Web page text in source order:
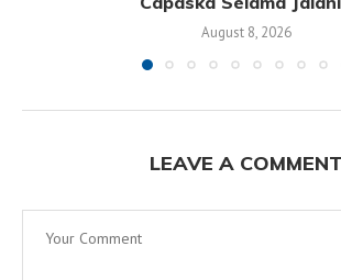
August 8, 2026
LEAVE A COMMENT